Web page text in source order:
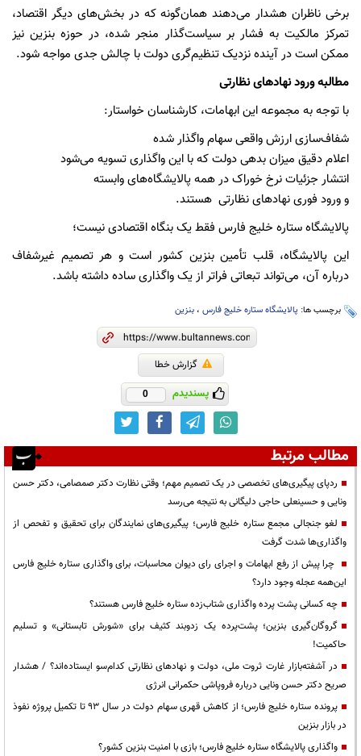
برخی ناظران هشدار می‌دهند همان‌گونه که در بخش‌های دیگر اقتصاد،
تمرکز مالکیت به فشار بر سیاست‌گذار منجر شده، در حوزه بنزین نیز
ممکن است در آینده نزدیک تنظیم‌گری دولت با چالش جدی مواجه شود.
مطالبه ورود نهادهای نظارتی
با توجه به مجموعه این ابهامات، کارشناسان خواستار:
شفاف‌سازی ارزش واقعی سهام واگذار شده
اعلام دقیق میزان بدهی دولت که با این واگذاری تسویه می‌شود
انتشار جزئیات نرخ خوراک در همه پالایشگاه‌های وابسته
و ورود فوری نهادهای نظارتی هستند.
پالایشگاه ستاره خلیج فارس فقط یک بنگاه اقتصادی نیست؛
این پالایشگاه، قلب تأمین بنزین کشور است و هر تصمیم غیرشفاف
درباره آن، می‌تواند تبعاتی فراتر از یک واگذاری ساده داشته باشد.
برچسب ها: پالایشگاه ستاره خلیج فارس ، بنزین
گزارش خطا
پسندیدم 0
مطالب مرتبط
ردپای پیگیری‌های تخصصی در یک تصمیم مهم؛ وقتی نظارت دکتر صمصامی، دکتر حسن
ونایی و حسینعلی حاجی دلیگانی به نتیجه می‌رسد
لغو جنجالی مجمع ستاره خلیج فارس؛ پیگیری‌های نمایندگان برای تحقیق و تفحص از
واگذاری‌ها شدت گرفت
چرا پیش از رفع ابهامات و اجرای رای دیوان محاسبات، برای واگذاری ستاره خلیج فارس
این‌همه عجله وجود دارد؟
چه کسانی پشت پرده واگذاری شتاب‌زده ستاره خلیج فارس هستند؟
گروگان‌گیری بنزین؛ پشت‌پرده یک زدوبند کثیف برای «شورش تابستانی» و تسلیم
حاکمیت!
در آشفته‌بازار غارت ثروت ملی، دولت و نهادهای نظارتی کدام‌سو ایستاده‌اند؟ / هشدار
صریح دکتر حسن ونایی درباره فروپاشی حکمرانی انرژی
پرونده ستاره خلیج فارس؛ از کاهش قهری سهام دولت در سال ۹۳ تا تکمیل پروژه نفوذ
در بازار بنزین
واگذاری پالایشگاه ستاره خلیج فارس؛ بازی با امنیت بنزین کشور؟